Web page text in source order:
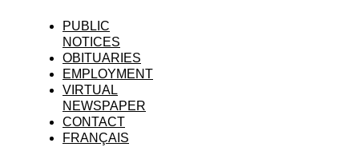
PUBLIC
NOTICES
OBITUARIES
EMPLOYMENT
VIRTUAL
NEWSPAPER
CONTACT
FRANÇAIS